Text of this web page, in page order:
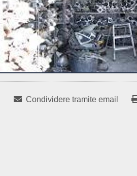
Condividere tramite email